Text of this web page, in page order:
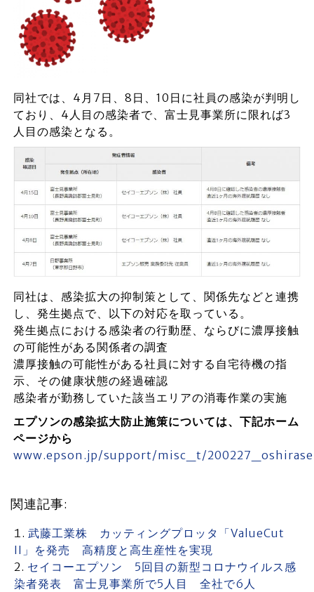
同社では、4月7日、8日、10日に社員の感染が判明し
ており、4人目の感染者で、富士見事業所に限れば3
人目の感染となる。
同社は、感染拡大の抑制策として、関係先などと連携
し、発生拠点で、以下の対応を取っている。
発生拠点における感染者の行動歴、ならびに濃厚接触
の可能性がある関係者の調査
濃厚接触の可能性がある社員に対する自宅待機の指
示、その健康状態の経過確認
感染者が勤務していた該当エリアの消毒作業の実施
エプソンの感染拡大防止施策については、下記ホーム
ページから
www.epson.jp/support/misc_t/
関連記事:
武藤工業株 カッティングプロッタ「ValueCut
II」を発売 高精度と高生産性を実現
セイコーエプソン 5回目の新型コロナウイルス感
染者発表 富士見事業所で5人目 全社で6人